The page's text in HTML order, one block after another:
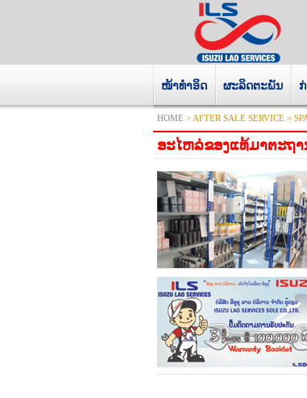
ໜ້າທໍາອິດ ຜະລິດຕະພັນ
HOME > AFTER SALE SERVICE >
ອະໄຫລ່ຂອງແທ້ມາຕະຖ